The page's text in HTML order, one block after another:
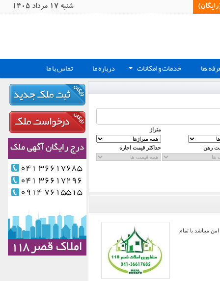
شنبه 17 مرداد 1405
ها + خدمات و امکانات درباره ما تماس با ما
متراژ
رهن حداکثر قیمت اجاره
میباشد با تمام